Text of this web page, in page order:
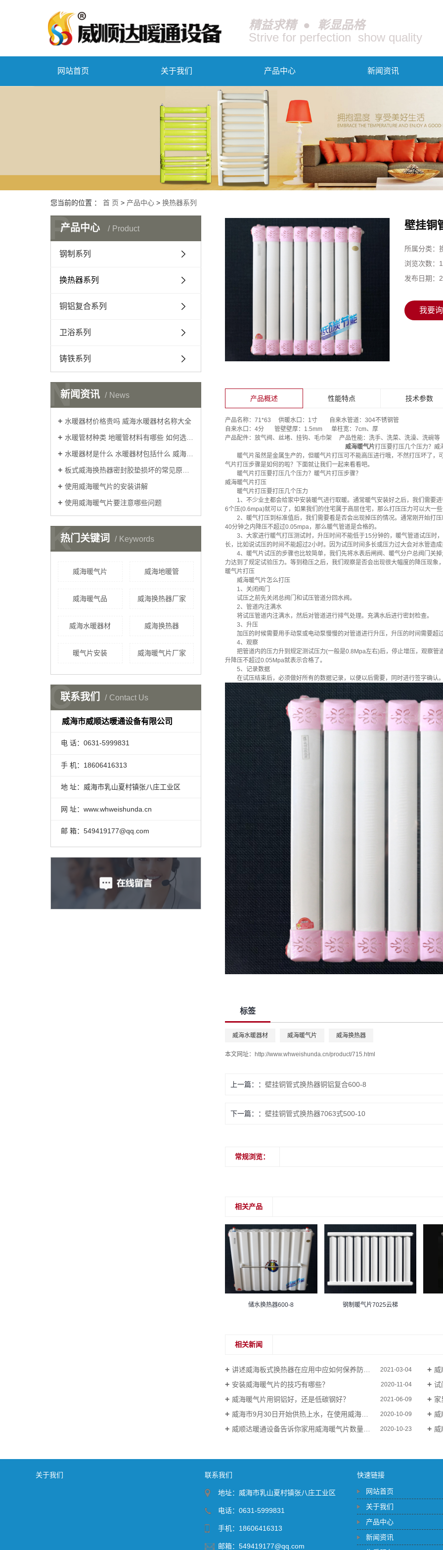
精益求精 ● 彰显品格
Strive for perfection show quality
网站首页 关于我们 产品中心 新闻资讯
您当前的位置 ： 首 页 > 产品中心 > 换热器系列
产品中心 Product
P
钢制系列
换热器系列
铜铝复合系列
卫浴系列
铸铁系列
新闻资讯 News
N
水暖器材价格贵吗 威海水暖器材名称大全
水暖管材种类 地暖管材料有哪些 如何选择威海水暖器材的好坏
水暖器材是什么 水暖器材包括什么 威海水暖器材配件分类
板式威海换热器密封胶垫损坏的常见原因分析
使用威海暖气片的安装讲解
使用威海暖气片要注意哪些问题
热门关键词 Keywords
K
威海暖气片 威海地暖管
威海暖气品 威海换热器厂家
威海水暖器材 威海换热器
暖气片安装 威海暖气片厂家
联系我们 Contact Us
C
威海市威顺达暖通设备有限公司
电 话：0631-5999831
手 机：18606416313
地 址：威海市乳山夏村镇张八庄工业区
网 址：www.whweishunda.cn
邮 箱：549419177@qq.com
壁挂铜
所属分类：
浏览次数：
发布日期：
我要
产品概述 性能特点 技术参数
产品名称：71*63 供暖水口：1寸 自来水管道：304不锈钢管
自来水口：4分 管壁壁厚：1.5mm 单柱宽：7cm、厚
产品配件：放气阀、丝堵、挂钩、毛巾架 产品性能：洗手、洗菜、洗澡、洗碗等
威海暖气片打压要打压几个压力？威
暖气片虽然是金属生产的，但暖气片打压可不能高压进行哦，不然打压坏了，
气片打压步骤是如何的啦？下面就让我们一起来看看吧。
暖气片打压要打压几个压力？暖气片打压步骤？
威海暖气片打压
暖气片打压要打压几个压力
1、不少业主都会给家中安装暖气进行取暖。通常暖气安装好之后，我们需要
6个压(0.6mpa)就可以了，如果我们的住宅属于高层住宅，那么打压压力可以大一
2、暖气打压到标准值后，我们需要看是否会出现掉压的情况。通常刚开始打
40分钟之内降压不超过0.05mpa，那么暖气管道是合格的。
3、大家进行暖气打压测试时，升压时间不能低于15分钟的，暖气管道试压时
长，比如说试压的时间不能超过2小时。因为试压时间多长或压力过大会对水管造
4、暖气片试压的步骤也比较简单，我们先将水表后闸阀、暖气分户总阀门关掉
力达到了规定试验压力。等到稳压之后，我们观察是否会出现很大幅度的降压现
暖气片打压
威海暖气片怎么打压
1、关闭阀门
试压之前先关闭总阀门和试压管道分回水阀。
2、管道内注满水
将试压管道内注满水，然后对管道进行排气处理。充满水后进行密封检查。
3、升压
加压的时候需要用手动泵或电动泵慢慢的对管道进行升压，升压的时间需要超
4、观察
把管道内的压力升到规定测试压力(一般是0.8Mpa左右)后，停止增压，观察管
升降压不超过0.05Mpa就表示合格了。
5、记录数据
在试压结束后，必须做好所有的数据记录，以便以后需要，同时进行签字确认
标签
威海水暖器材 威海暖气片 威海换热器
本文网址： http://www.whweishunda.cn/product/715.html
上一篇： 壁挂铜管式换热器铜铝复合600-8
下一篇： 壁挂铜管式换热器7063式500-10
常规浏览：
相关产品
储水换热器600-8 钢制暖气片7025云梯
相关新闻
讲述威海板式换热器在应用中应如何保养防腐呢？ 2021-03-04
威
安装威海暖气片的技巧有哪些？
2020-11-04
试
威海暖气片用铜铝好，还是低碳钢好？
2021-06-09
家
威海市9月30日开始供热上水，在使用威海暖气片和威海换热器的请您一定关注
2020-10-09
威
威顺达暖通设备告诉你家用威海暖气片数量怎样来算
2020-10-23 威
关于我们 联系我们
地址：威海市乳山夏村镇张八庄工业区
电话：0631-5999831
手机：18606416313
邮箱：549419177@qq.com
快速链接
网站首页
关于我们
产品中心
新闻资讯